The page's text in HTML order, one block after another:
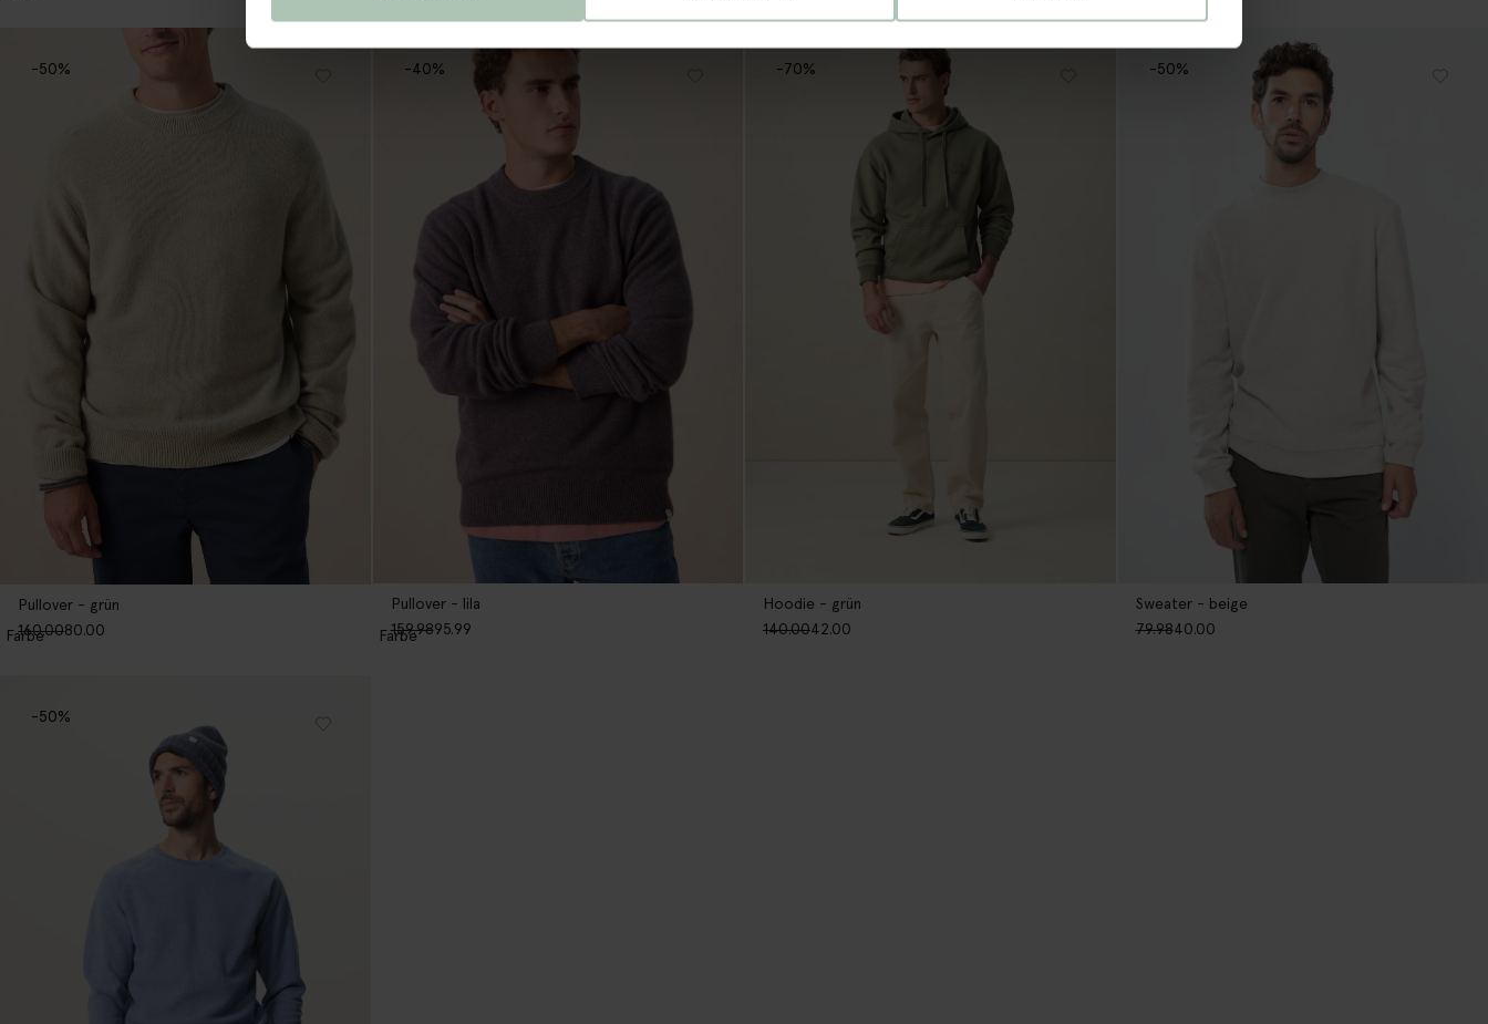
Pullover - grün
160.0080.00
-50%
Farbe
Pullover - lila
159.9895.99
-40%
Farbe
Hoodie - grün
140.0042.00
-70%
Sweater - beige
79.9840.00
-50%
-50%